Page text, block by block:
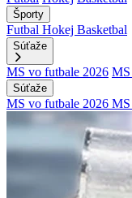
Športy
Futbal Hokej Basketbal
Súťaže
MS vo futbale 2026
Súťaže
MS vo futbale 2026